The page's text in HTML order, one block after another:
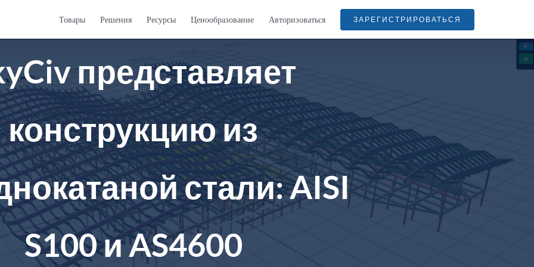
Товары Решения Ресурсы Ценообразование Авторизоваться ЗАРЕГИСТРИРОВАТЬСЯ
представляет
конструкцию из
стали: AISI
S100 и AS4600